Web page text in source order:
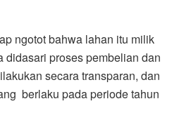
ngotot bahwa lahan itu milik
didasari proses pembelian dan
secara transparan, dan
berlaku pada periode tahun